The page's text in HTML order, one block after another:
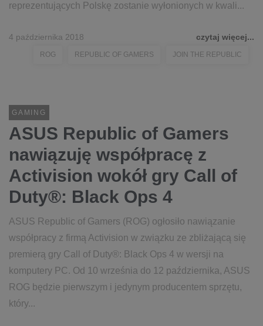
reprezentujących Polskę zostanie wyłonionych w kwali...
4 października 2018 czytaj więcej...
ROG REPUBLIC OF GAMERS JOIN THE REPUBLIC
GAMING
ASUS Republic of Gamers
nawiązuję współpracę z
Activision wokół gry Call of
Duty®: Black Ops 4
ASUS Republic of Gamers (ROG) ogłosiło nawiązanie
współpracy z firmą Activision w związku ze zbliżającą się
premierą gry Call of Duty®: Black Ops 4 w wersji na
komputery PC. Od 10 września do 12 października, ASUS
ROG będzie pierwszym i jedynym producentem sprzętu,
który...